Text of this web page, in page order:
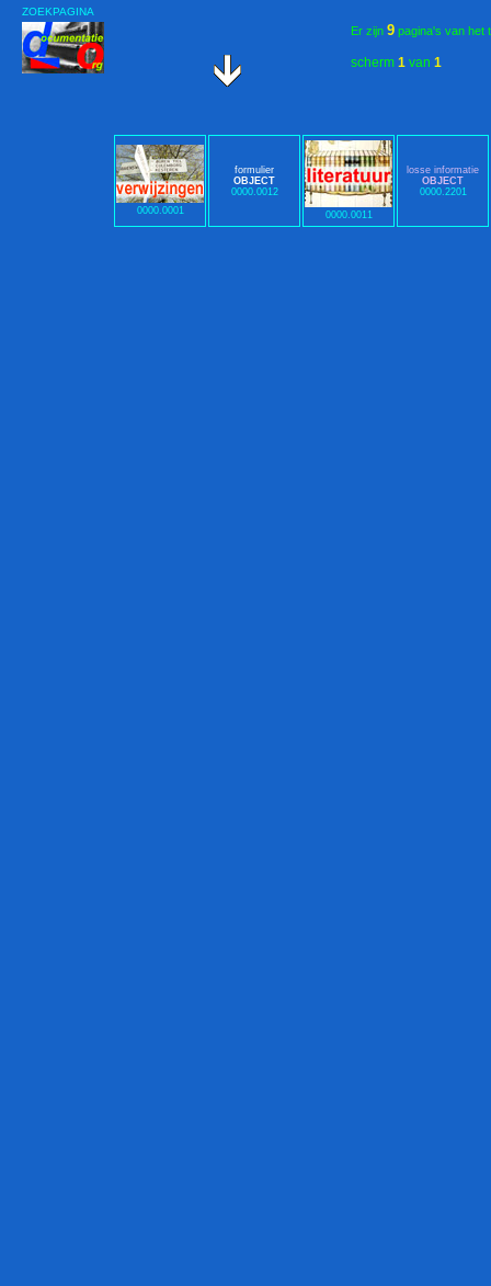
ZOEKPAGINA
Er zijn 9 pagina's van het
0000.0001
formulier
OBJECT
0000.0012
0000.0011
losse informatie
OBJECT
0000.2201
scherm 1 van 1